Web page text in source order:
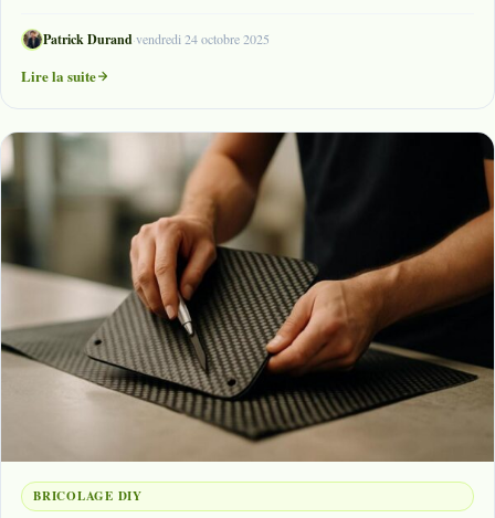
Patrick Durand·vendredi 24 octobre 2025
Lire la suite
BRICOLAGE DIY